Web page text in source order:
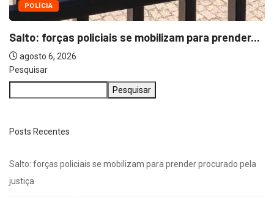
Pesquisar
Pesquisar
Posts Recentes
Salto: forças policiais se mobilizam para prender procurado pela
justiça